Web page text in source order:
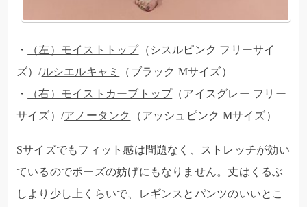
・ （左）モイストトップ（シスルピンク フリーサイ
ズ）/ルシエルキャミ
（ブラック Mサイズ）
・
（右）モイストカーブトップ（アイスグレー フリー
サイズ）/アノータンク （アッシュピンク Mサイズ）
Sサイズでもフィット感は問題なく、ストレッチが効い
ているのでポーズの妨げにもなりません。丈はくるぶ
しより少し上くらいで、レギンスとパンツのいいとこ